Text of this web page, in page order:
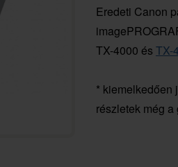
Eredeti Canon
TX-4000 és TX-
* kiemelkedően
részletek még